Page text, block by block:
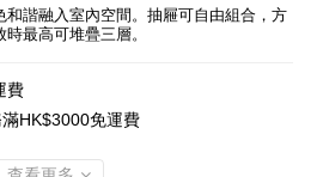
諧融入室內空間。抽屜可自由組合，方
最高可堆疊三層。
費
HK$3000免運費